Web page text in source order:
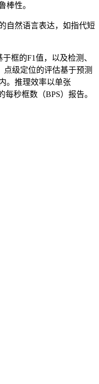
棒性。
自然语言表达，如指代短
框的F1值，以及检测、
点级定位的评估基于预测
。推理效率以单张
秒框数（BPS）报告。